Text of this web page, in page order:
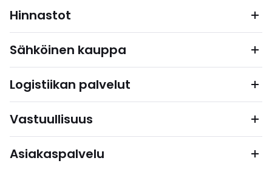
Hinnastot
Sähköinen kauppa
Logistiikan palvelut
Vastuullisuus
Asiakaspalvelu